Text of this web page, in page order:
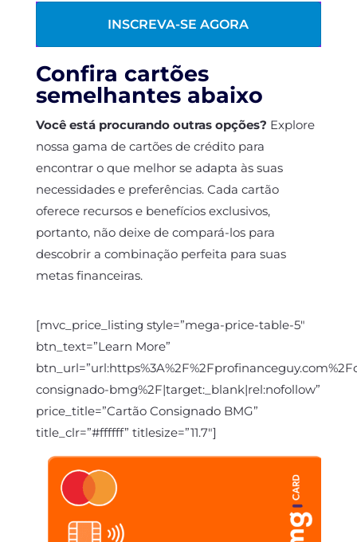
INSCREVA-SE AGORA
Confira cartões
semelhantes abaixo
Você está procurando outras opções? Explore
nossa gama de cartões de crédito para
encontrar o que melhor se adapta às suas
necessidades e preferências. Cada cartão
oferece recursos e benefícios exclusivos,
portanto, não deixe de compará-los para
descobrir a combinação perfeita para suas
metas financeiras.
[mvc_price_listing style=”mega-price-table-5″
btn_text=”Learn More”
consignado-bmg%2F|target:_blank|rel:nofollow”
price_title=”Cartão Consignado BMG”
title_clr=”#ffffff” titlesize=”11.7″]